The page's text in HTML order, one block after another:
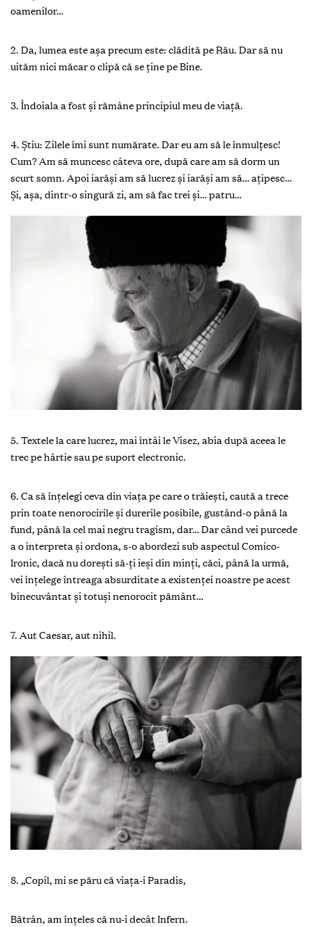
oamenilor…
2. Da, lumea este aşa precum este: clădită pe Rău. Dar să nu
uităm nici măcar o clipă că se ţine pe Bine.
3. Îndoiala a fost şi rămâne principiul meu de viaţă.
4. Ştiu: Zilele îmi sunt numărate. Dar eu am să le înmulţesc!
Cum? Am să muncesc câteva ore, după care am să dorm un
scurt somn. Apoi iarăşi am să lucrez şi iarăşi am să… aţipesc…
Şi, aşa, dintr-o singură zi, am să fac trei şi… patru…
5. Textele la care lucrez, mai întâi le Visez, abia după aceea le
trec pe hârtie sau pe suport electronic.
6. Ca să înţelegi ceva din viaţa pe care o trăieşti, caută a trece
prin toate nenorocirile şi durerile posibile, gustând-o până la
fund, până la cel mai negru tragism, dar… Dar când vei purcede
a o interpreta şi ordona, s-o abordezi sub aspectul Comico-
Ironic, dacă nu doreşti să-ţi ieşi din minţi, căci, până la urmă,
vei înţelege întreaga absurditate a existenţei noastre pe acest
binecuvântat şi totuşi nenorocit pământ…
7. Aut Caesar, aut nihil.
8. „Copil, mi se păru că viaţa-i Paradis,
Bătrân, am înţeles că nu-i decât Infern.